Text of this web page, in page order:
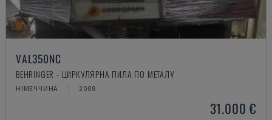
VAL350NC
BEHRINGER - ЦИРКУЛЯРНА ПИЛА ПО МЕТАЛУ
НІМЕЧЧИНА 2008
31.000 €